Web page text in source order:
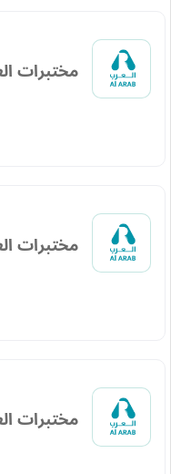
مختبرات
مختبرات
مختبرات